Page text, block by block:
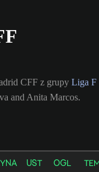
CFF z grupy Liga F
and Anita Marcos.
UST OGL